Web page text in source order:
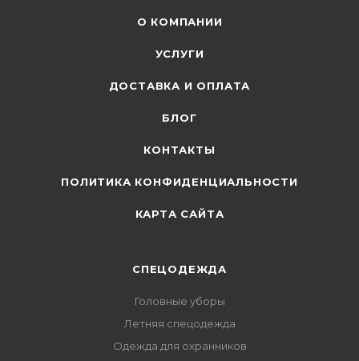
О КОМПАНИИ
УСЛУГИ
ДОСТАВКА И ОПЛАТА
БЛОГ
КОНТАКТЫ
ПОЛИТИКА КОНФИДЕНЦИАЛЬНОСТИ
КАРТА САЙТА
СПЕЦОДЕЖДА
Головные уборы
Летняя спецодежда
Одежда для охранников